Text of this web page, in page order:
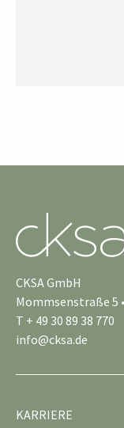
CKSA GmbH
Mommsenstraße 5
T + 49 30 89 38 770
info@cksa.de
KARRIERE